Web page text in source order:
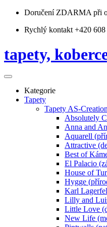
Doručení ZDARMA při
Rychlý kontakt +420
tapety,
Kategorie
Tapety
Tapety AS-Creation
Absolutely
Anna and
Aquarell
Attractive
Best of
El Palacio
House of
Hygge
Karl
Lilly and
Little Love
New Life